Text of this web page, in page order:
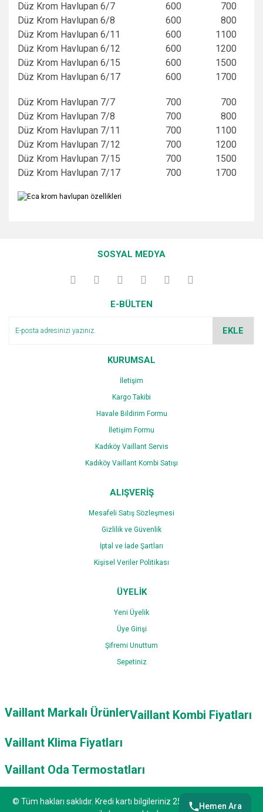
Düz Krom Havlupan 6/7 600
700
Düz Krom Havlupan 6/8
600
800
Düz Krom Havlupan 6/11
600
1100
Düz Krom Havlupan 6/12
600
1200
Düz Krom Havlupan 6/15
600
1500
Düz Krom Havlupan 6/17
600 1700
Düz Krom Havlupan 7/7 700
700
Düz Krom Havlupan 7/8
700
800
Düz Krom Havlupan 7/11
700
1100
Düz Krom Havlupan 7/12
700
1200
Düz Krom Havlupan 7/15
700
1500
Düz Krom Havlupan 7/17
700 1700
Yorum Yaz
Görüş ve önerileriniz için teşekkür ederiz.
Ürün açıklamasında eksik bilgiler bulunuyor.
Bu ürüne benzer farklı alternatifler olmalı.
Gönder
SOSYAL MEDYA
E-BÜLTEN
EKLE
KURUMSAL
İletişim
Kargo Takibi
Havale Bildirim Formu
İletişim Formu
Kadıköy Vaillant Servis
Kadıköy Vaillant Kombi Satışı
ALIŞVERİŞ
Mesafeli Satış Sözleşmesi
Gizlilik ve Güvenlik
İptal ve İade Şartları
Kişisel Veriler Politikası
ÜYELİK
Yeni Üyelik
Üye Girişi
Şifremi Unuttum
Sepetiniz
Vaillant Markalı ÜrünlerVaillant Kombi Fiyatları
Vaillant Klima Fiyatları
Vaillant Oda Termostatları
Hemen Ara
© Tüm hakları saklıdır. Kredi kartı bilgileriniz 256bit SSL sertifikası